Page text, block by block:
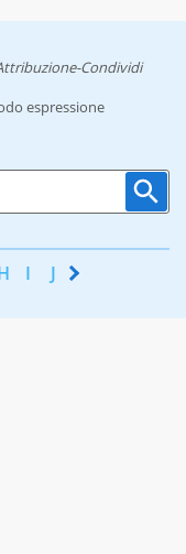
Condividi
espressione
I J K